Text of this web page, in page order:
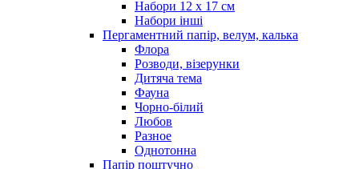
Набори 12 х 17 см
Набори інші
Пергаментний папір, велум, калька
Флора
Розводи, візерунки
Дитяча тема
Фауна
Чорно-білий
Любов
Разное
Однотонна
Папір поштучно